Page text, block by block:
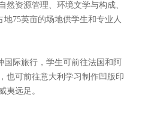
然资源管理、环境文学与构成、
地75英亩的场地供学生和专业人
国际旅行，学生可前往法国和阿
也可前往意大利学习制作凹版印
夷远足。